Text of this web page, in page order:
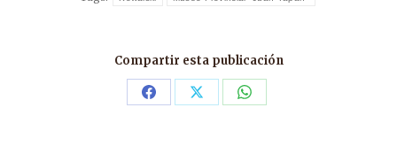
Compartir esta publicación
Share Share Share